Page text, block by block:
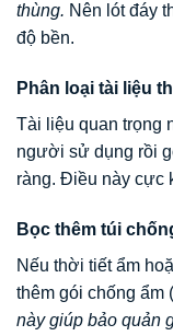
thùng. Nên lót đáy
độ bền.
Phân loại tài liệu
Tài liệu quan trọng
người sử dụng rồi
ràng. Điều này cực
Bọc thêm túi
Nếu thời tiết ẩm
thêm gói chống ẩm
này giúp bảo quản